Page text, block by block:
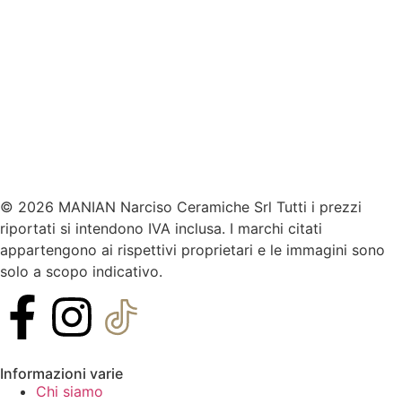
© 2026 MANIAN Narciso Ceramiche Srl Tutti i prezzi
riportati si intendono IVA inclusa. I marchi citati
appartengono ai rispettivi proprietari e le immagini sono
solo a scopo indicativo.
Informazioni varie
Chi siamo